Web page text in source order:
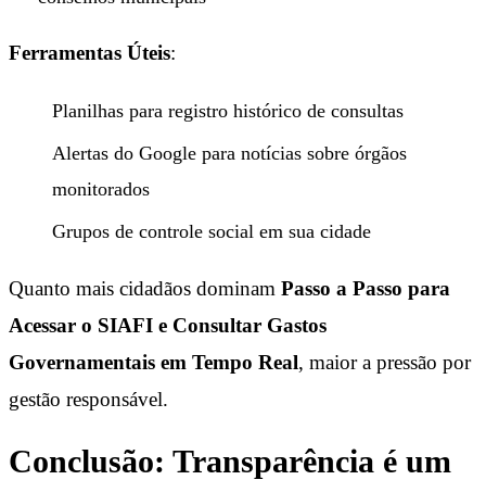
Ferramentas Úteis:
Planilhas para registro histórico de consultas
Alertas do Google para notícias sobre órgãos
monitorados
Grupos de controle social em sua cidade
Quanto mais cidadãos dominam Passo a Passo para
Acessar o SIAFI e Consultar Gastos
Governamentais em Tempo Real, maior a pressão por
gestão responsável.
Conclusão: Transparência é um